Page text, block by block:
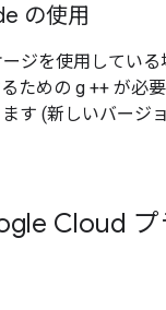
の使用
ジを使用してい
ための g ++ が必
す (新しいバージ
Cloud